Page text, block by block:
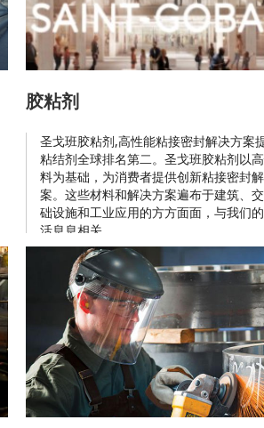
胶粘剂
圣戈班胶粘剂,高性能粘接密封解决方案
粘结剂全球排名第二。圣戈班胶粘剂以
料为基础，为消费者提供创新粘接密封
案。这些材料和解决方案遍布于建筑、
础设施和工业应用的方方面面，与我们
活息息相关。